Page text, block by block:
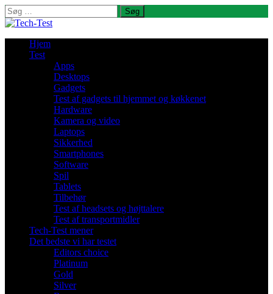
Søg
efter:
Hjem
Test
Apps
Desktops
Gadgets
Test af gadgets til hjemmet og køkkenet
Hardware
Kamera og video
Laptops
Sikkerhed
Smartphones
Software
Spil
Tablets
Tilbehør
Test af headsets og højttalere
Test af transportmidler
Tech-Test mener
Det bedste vi har testet
Editors choice
Platinum
Gold
Silver